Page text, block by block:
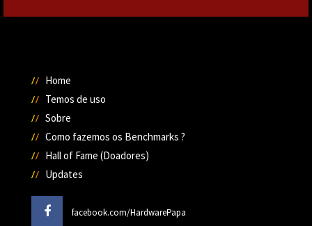
Home
Temos de uso
Sobre
Como fazemos os Benchmarks ?
Hall of Fame (Doadores)
Updates
facebook.com/HardwarePapa